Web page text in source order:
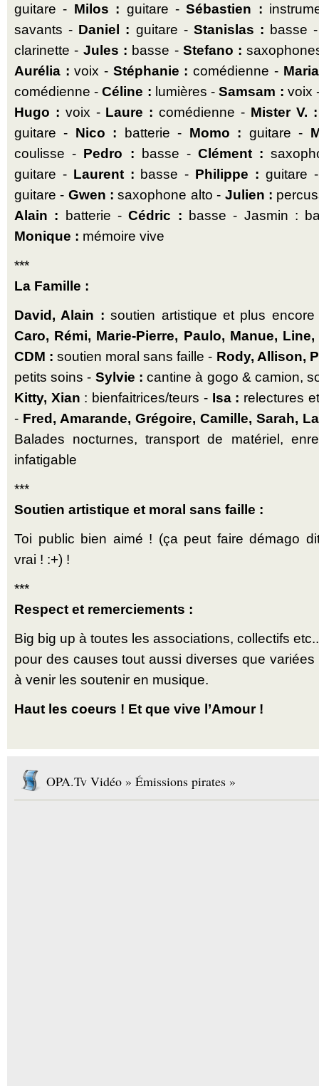
guitare - Milos : guitare -Sébastien :
savants - Daniel : guitare - Stanislas : basse -
clarinette - Jules : basse - Stefano :
Aurélia : voix - Stéphanie : comédienne -
comédienne -Céline : lumières -Samsam : voix
Hugo : voix - Laure : comédienne - Mister V. :
guitare - Nico : batterie - Momo : guitare -
coulisse - Pedro : basse -Clément :
guitare - Laurent : basse - Philippe : guitare
guitare - Gwen : saxophone alto - Julien :
Alain : batterie -Cédric : basse - Jasmin :
Monique : mémoire vive
***
La Famille :
David, Alain : soutien artistique et plus
Caro, Rémi, Marie-Pierre, Paulo, Manue,
CDM : soutien moral sans faille - Rody, Allison,
petits soins - Sylvie : cantine à gogo & camion,
Kitty, Xian : bienfaitrices/teurs - Isa : relectures
- Fred, Amarande, Grégoire, Camille, Sarah,
Balades nocturnes, transport de matériel,
infatigable
***
Soutien artistique et moral sans faille :
Toi public bien aimé ! (ça peut faire démago
vrai ! :+) !
***
Respect et remerciements :
Big big up à toutes les associations, collectifs
pour des causes tout aussi diverses que
à venir les soutenir en musique.
Haut les coeurs ! Et que vive l’Amour !
OPA.Tv Vidéo » Émissions pirates »